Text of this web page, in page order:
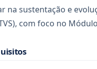
na sustentação e
com foco no